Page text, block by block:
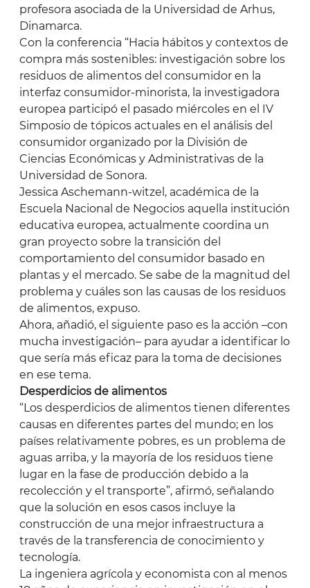
profesora asociada de la Universidad de Arhus,
Dinamarca.
Con la conferencia “Hacia hábitos y contextos de
compra más sostenibles: investigación sobre los
residuos de alimentos del consumidor en la
interfaz consumidor-minorista, la investigadora
europea participó el pasado miércoles en el IV
Simposio de tópicos actuales en el análisis del
consumidor organizado por la División de
Ciencias Económicas y Administrativas de la
Universidad de Sonora.
Jessica Aschemann-witzel, académica de la
Escuela Nacional de Negocios aquella institución
educativa europea, actualmente coordina un
gran proyecto sobre la transición del
comportamiento del consumidor basado en
plantas y el mercado. Se sabe de la magnitud del
problema y cuáles son las causas de los residuos
de alimentos, expuso.
Ahora, añadió, el siguiente paso es la acción –con
mucha investigación– para ayudar a identificar lo
que sería más eficaz para la toma de decisiones
en ese tema.
Desperdicios de alimentos
“Los desperdicios de alimentos tienen diferentes
causas en diferentes partes del mundo; en los
países relativamente pobres, es un problema de
aguas arriba, y la mayoría de los residuos tiene
lugar en la fase de producción debido a la
recolección y el transporte”, afirmó, señalando
que la solución en esos casos incluye la
construcción de una mejor infraestructura a
través de la transferencia de conocimiento y
tecnología.
La ingeniera agrícola y economista con al menos